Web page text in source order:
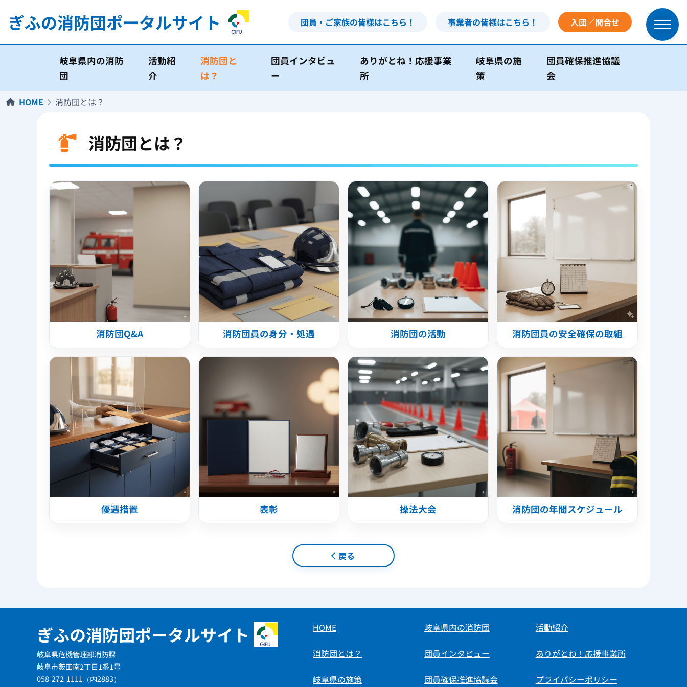
ぎふの消防団ポータルサイト 団員・ご家族の皆様はこちら！ 事業者の皆様はこちら！ 入団／問合せ
岐阜県内の消防
団
活動紹
介
消防団と
は？
団員インタビュ
ー
ありがとね！応援事業
所
岐阜県の施
策
団員確保推進協議
会
HOME 消防団とは？
消防団とは？
消防団Q&A 消防団員の身分・処遇 消防団の活動 消防団員の安全確保の取組
優遇措置 表彰 操法大会 消防団の年間スケジュール
戻る
ぎふの消防団ポータルサイト
岐阜県危機管理部消防課
岐阜市薮田南2丁目1番1号
058-272-1111（内2883）
HOME 岐阜県内の消防団 活動紹介
消防団とは？ 団員インタビュー ありがとね！応援事業所
岐阜県の施策 団員確保推進協議会 プライバシーポリシー